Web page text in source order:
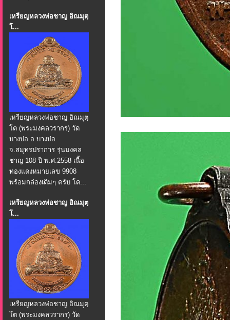
เหรียญหลวงพ่อชาญ อิณมุตฺ
โ...
เหรียญหลวงพ่อชาญ อิณมุตฺ
โต (พระมงคลวรากร) วัด
บางบ่อ อ.บางบ่อ
จ.สมุทรปราการ รุ่นมงคล
ชาญ 108 ปี พ.ศ.2558 เนื้อ
ทองแดงหมายเลข 9908
พร้อมกล่องเดิมๆ ครับ โด...
เหรียญหลวงพ่อชาญ อิณมุตฺ
โ...
เหรียญหลวงพ่อชาญ อิณมุตฺ
โต (พระมงคลวรากร) วัด